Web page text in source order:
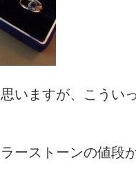
いますが、こうい
ーストーンの値段